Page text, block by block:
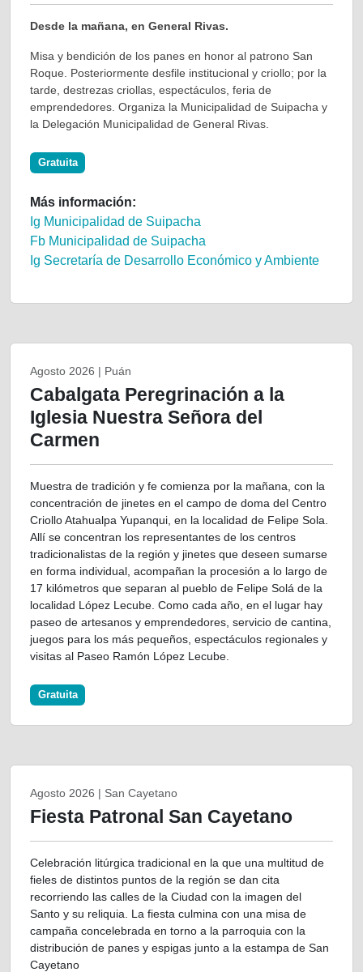
Desde la mañana, en General Rivas.
Misa y bendición de los panes en honor al patrono San
Roque. Posteriormente desfile institucional y criollo; por la
tarde, destrezas criollas, espectáculos, feria de
emprendedores. Organiza la Municipalidad de Suipacha y
la Delegación Municipalidad de General Rivas.
Gratuita
Más información:
Ig Municipalidad de Suipacha
Fb Municipalidad de Suipacha
Ig Secretaría de Desarrollo Económico y Ambiente
Agosto 2026 | Puán
Cabalgata Peregrinación a la
Iglesia Nuestra Señora del
Carmen
Muestra de tradición y fe comienza por la mañana, con la
concentración de jinetes en el campo de doma del Centro
Criollo Atahualpa Yupanqui, en la localidad de Felipe Sola.
Allí se concentran los representantes de los centros
tradicionalistas de la región y jinetes que deseen sumarse
en forma individual, acompañan la procesión a lo largo de
17 kilómetros que separan al pueblo de Felipe Solá de la
localidad López Lecube. Como cada año, en el lugar hay
paseo de artesanos y emprendedores, servicio de cantina,
juegos para los más pequeños, espectáculos regionales y
visitas al Paseo Ramón López Lecube.
Gratuita
Agosto 2026 | San Cayetano
Fiesta Patronal San Cayetano
Celebración litúrgica tradicional en la que una multitud de
fieles de distintos puntos de la región se dan cita
recorriendo las calles de la Ciudad con la imagen del
Santo y su reliquia. La fiesta culmina con una misa de
campaña concelebrada en torno a la parroquia con la
distribución de panes y espigas junto a la estampa de San
Cayetano